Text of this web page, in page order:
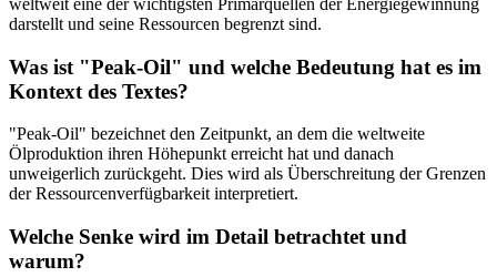
weltweit eine der wichtigsten Primärquellen der Energiegewinnung
darstellt und seine Ressourcen begrenzt sind.
Was ist "Peak-Oil" und welche Bedeutung hat es im
Kontext des Textes?
"Peak-Oil" bezeichnet den Zeitpunkt, an dem die weltweite
Ölproduktion ihren Höhepunkt erreicht hat und danach
unweigerlich zurückgeht. Dies wird als Überschreitung der Grenzen
der Ressourcenverfügbarkeit interpretiert.
Welche Senke wird im Detail betrachtet und
warum?